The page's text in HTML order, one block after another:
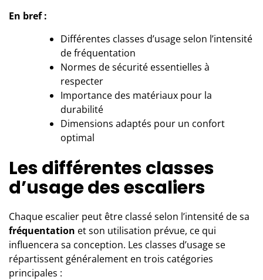
En bref :
Différentes classes d’usage selon l’intensité
de fréquentation
Normes de sécurité essentielles à
respecter
Importance des matériaux pour la
durabilité
Dimensions adaptés pour un confort
optimal
Les différentes classes
d’usage des escaliers
Chaque escalier peut être classé selon l’intensité de sa
fréquentation et son utilisation prévue, ce qui
influencera sa conception. Les classes d’usage se
répartissent généralement en trois catégories
principales :